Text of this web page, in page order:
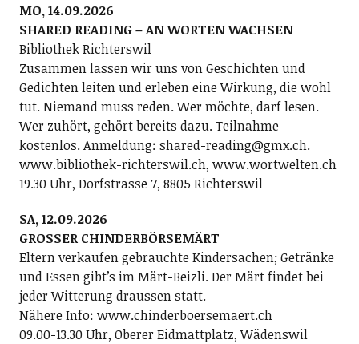
MO, 14.09.2026
SHARED READING – AN WORTEN WACHSEN
Bibliothek Richterswil
Zusammen lassen wir uns von Geschichten und
Gedichten leiten und erleben eine Wirkung, die wohl
tut. Niemand muss reden. Wer möchte, darf lesen.
Wer zuhört, gehört bereits dazu. Teilnahme
kostenlos. Anmeldung: shared-reading@gmx.ch.
www.bibliothek-richterswil.ch, www.wortwelten.ch
19.30 Uhr, Dorfstrasse 7, 8805 Richterswil
SA, 12.09.2026
GROSSER CHINDERBÖRSEMÄRT
Eltern verkaufen gebrauchte Kindersachen; Getränke
und Essen gibt’s im Märt-Beizli. Der Märt findet bei
jeder Witterung draussen statt.
Nähere Info: www.chinderboersemaert.ch
09.00-13.30 Uhr, Oberer Eidmattplatz, Wädenswil